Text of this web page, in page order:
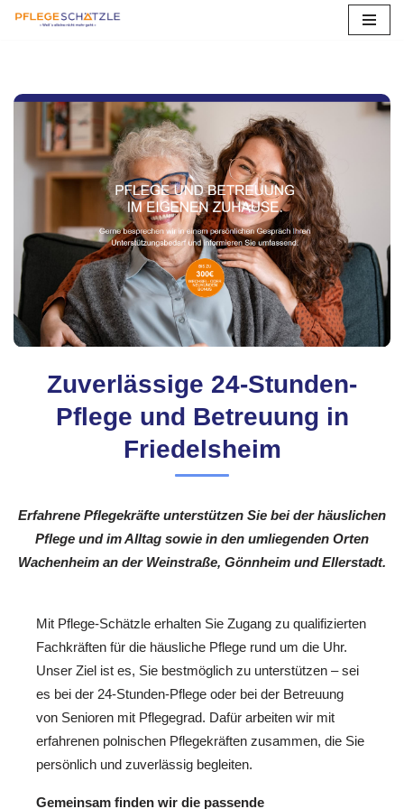
springen
Zuverlässige 24-Stunden-
Pflege und Betreuung in
Friedelsheim
Erfahrene Pflegekräfte unterstützen Sie bei der häuslichen
Pflege und im Alltag sowie in den umliegenden Orten
Wachenheim an der Weinstraße, Gönnheim und Ellerstadt.
Mit Pflege-Schätzle erhalten Sie Zugang zu qualifizierten
Fachkräften für die häusliche Pflege rund um die Uhr.
Unser Ziel ist es, Sie bestmöglich zu unterstützen – sei
es bei der 24-Stunden-Pflege oder bei der Betreuung
von Senioren mit Pflegegrad. Dafür arbeiten wir mit
erfahrenen polnischen Pflegekräften zusammen, die Sie
persönlich und zuverlässig begleiten.
Gemeinsam finden wir die passende